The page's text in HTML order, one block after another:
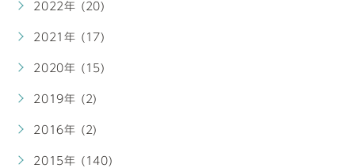
2022年 (20)
2021年 (17)
2020年 (15)
2019年 (2)
2016年 (2)
2015年 (140)